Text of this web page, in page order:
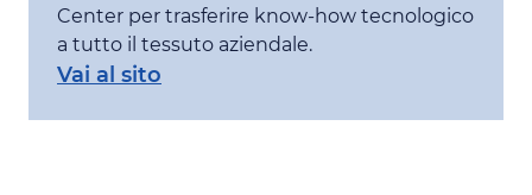
Center per trasferire know-how tecnologico
a tutto il tessuto aziendale.
Vai al sito